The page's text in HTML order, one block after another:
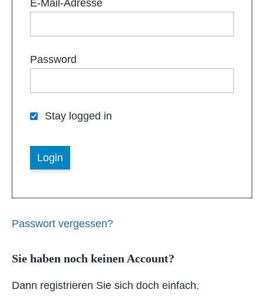
E-Mail-Adresse
Password
Stay logged in
Passwort vergessen?
Sie haben noch keinen Account?
Dann registrieren Sie sich doch einfach.